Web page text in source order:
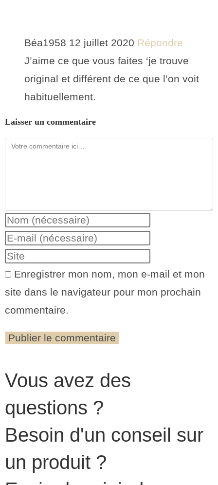
Béa1958 12 juillet 2020 Répondre
J’aime ce que vous faites ‘je trouve
original et différent de ce que l’on voit
habituellement.
Laisser un commentaire
Enregistrer mon nom, mon e-mail et mon
site dans le navigateur pour mon prochain
commentaire.
Vous avez des
questions ?
Besoin d'un conseil sur
un produit ?